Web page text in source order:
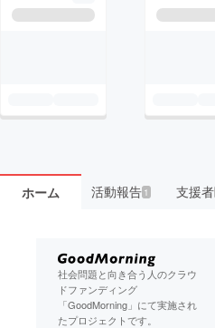
ホーム 活動報告1 支援者
社会問題と向き合う人のクラウ
ドファンディング
「GoodMorning」にて実施され
たプロジェクトです。